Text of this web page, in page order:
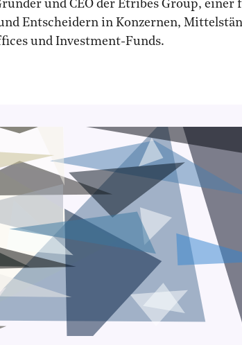
und CEO der Etribes Group,
Entscheidern in Konzernen,
und Investment-Funds.